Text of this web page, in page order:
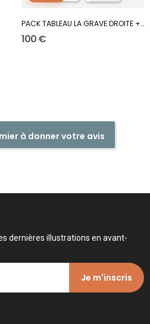
PACK TABLEAU LA GRAVE DROITE + GAUCHE
100 €
à donner votre avis
dernières illustrations en avant-
Je m'inscris